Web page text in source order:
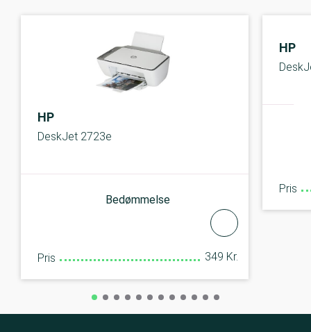
HP
DeskJet 2723e
Bedømmelse
Pris 349 Kr.
HP
Pris